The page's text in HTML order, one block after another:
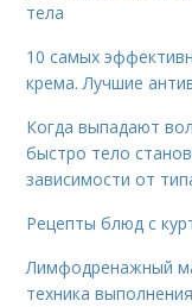
тела
10 самых
крема. Лучшие
Когда выпадают
быстро тело
зависимости от
Рецепты блюд с
Лимфодренажный
техника